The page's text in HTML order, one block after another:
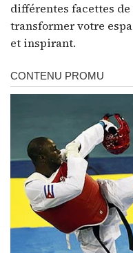
différentes facettes
transformer votre
et inspirant.